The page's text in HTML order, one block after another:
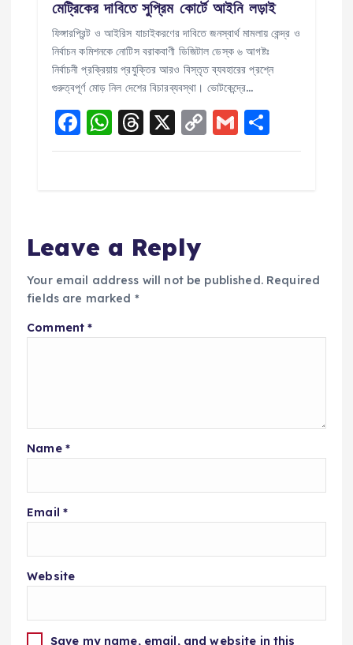
মেট্রিকের দাবিতে সুপ্রিম কোর্টে আইনি লড়াই
ফিঙ্গারপ্রিন্ট ও আইরিস যাচাইকরণের দাবিতে জনস্বার্থ মামলায় কেন্দ্র ও
নির্বাচন কমিশনকে নোটিস বরাকবাণী ডিজিটাল ডেস্ক ৬ আগষ্টঃ
নির্বাচনী প্রক্রিয়ায় প্রযুক্তির আরও বিস্তৃত ব্যবহারের প্রশ্নে
গুরুত্বপূর্ণ মোড় নিল দেশের বিচারব্যবস্থা। ভোটকেন্দ্রে…
F
a
o
o
k
W
h
p
p
T
h
s
X C
o
k
G
m
S
h
Leave a Reply
Your email address will not be published. Required
fields are marked *
Comment*
Name *
Email *
Website
Save my name, email, and website in this